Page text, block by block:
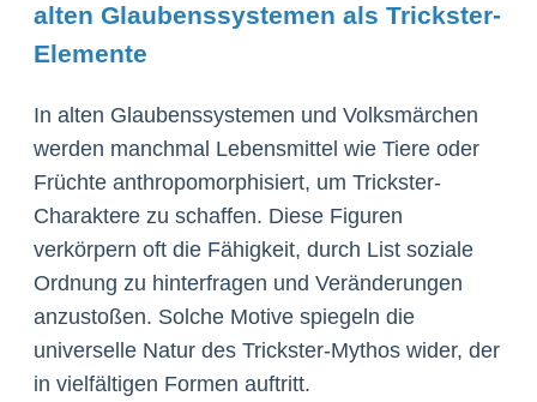
alten Glaubenssystemen als Trickster-
Elemente
In alten Glaubenssystemen und Volksmärchen
werden manchmal Lebensmittel wie Tiere oder
Früchte anthropomorphisiert, um Trickster-
Charaktere zu schaffen. Diese Figuren
verkörpern oft die Fähigkeit, durch List soziale
Ordnung zu hinterfragen und Veränderungen
anzustoßen. Solche Motive spiegeln die
universelle Natur des Trickster-Mythos wider, der
in vielfältigen Formen auftritt.